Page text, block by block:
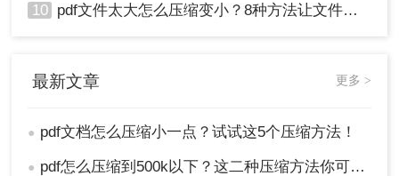
10 pdf文件太大怎么压缩变小？8种方法让文件轻松"瘦身"！
最新文章 更多 >
● pdf文档怎么压缩小一点？试试这5个压缩方法！
● pdf怎么压缩到500k以下？这二种压缩方法你可以轻松学会！